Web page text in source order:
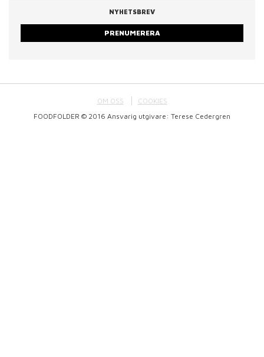
NYHETSBREV
PRENUMERERA
OM OSS
COOKIES
FOODFOLDER © 2016 Ansvarig utgivare: Terese Cedergren